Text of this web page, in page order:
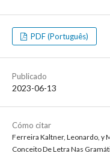
PDF (Português)
Publicado
2023-06-13
Cómo citar
Ferreira Kaltner, Leonardo, y
Conceito De Letra Nas